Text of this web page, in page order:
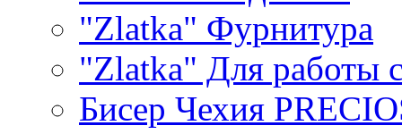
"Zlatka" Фурнитура
"Zlatka" Для работы
Бисер Чехия